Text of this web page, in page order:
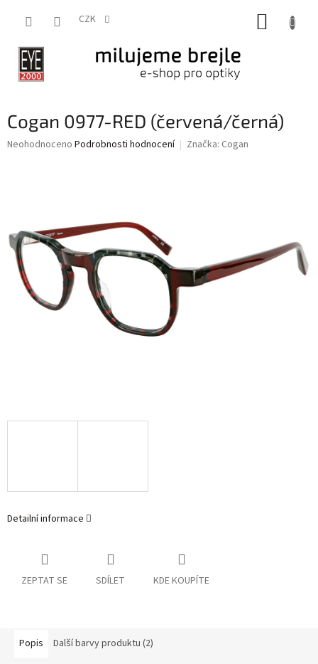
CZK
Cogan 0977-RED (červená/černá)
Průměrné
hvězdiček.
Neohodnoceno Podrobnosti hodnocení Značka: Cogan
Detailní informace
ZEPTAT SE SDÍLET KDE KOUPÍTE
Popis Další barvy produktu (2)